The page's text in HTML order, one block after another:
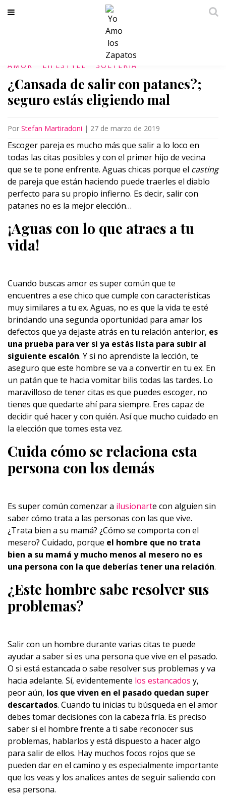
AMOR LIFESTYLE SOLTERÍA
¿Cansada de salir con patanes?;
seguro estás eligiendo mal
Por Stefan Martiradoni | 27 de marzo de 2019
Escoger pareja es mucho más que salir a lo loco en
todas las citas posibles y con el primer hijo de vecina
que se te pone enfrente. Aguas chicas porque el casting
de pareja que están haciendo puede traerles el diablo
perfecto para su propio infierno. Es decir, salir con
patanes no es la mejor elección…
¡Aguas con lo que atraes a tu
vida!
Cuando buscas amor es super común que te
encuentres a ese chico que cumple con características
muy similares a tu ex. Aguas, no es que la vida te esté
brindando una segunda oportunidad para amar los
defectos que ya dejaste atrás en tu relación anterior, es
una prueba para ver si ya estás lista para subir al
siguiente escalón. Y si no aprendiste la lección, te
aseguro que este hombre se va a convertir en tu ex. En
un patán que te hacia vomitar bilis todas las tardes. Lo
maravilloso de tener citas es que puedes escoger, no
tienes que quedarte ahí para siempre. Eres capaz de
decidir qué hacer y con quién. Así que mucho cuidado en
la elección que tomes esta vez.
Cuida cómo se relaciona esta
persona con los demás
Es super común comenzar a ilusionarte con alguien sin
saber cómo trata a las personas con las que vive.
¿Trata bien a su mamá? ¿Cómo se comporta con el
mesero? Cuidado, porque el hombre que no trata
bien a su mamá y mucho menos al mesero no es
una persona con la que deberías tener una relación.
¿Este hombre sabe resolver sus
problemas?
Salir con un hombre durante varias citas te puede
ayudar a saber si es una persona que vive en el pasado.
O si está estancada o sabe resolver sus problemas y va
hacia adelante. Sí, evidentemente los estancados y,
peor aún, los que viven en el pasado quedan super
descartados. Cuando tu inicias tu búsqueda en el amor
debes tomar decisiones con la cabeza fría. Es preciso
saber si el hombre frente a ti sabe reconocer sus
problemas, hablarlos y está dispuesto a hacer algo
para salir de ellos. Hay muchos focos rojos que se
pueden dar en el camino y es especialmente importante
que los veas y los analices antes de seguir saliendo con
esa persona.